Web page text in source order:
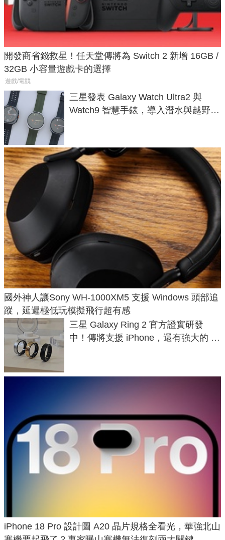
開發商省錢救星！任天堂傳將為 Switch 2 新增 16GB /
32GB 小容量遊戲卡的選擇
遊戲/電競
三星發表 Galaxy Watch Ultra2 與
Watch9 智慧手錶，導入潛水與越野跑
國外神人讓Sony WH-1000XM5 支援 Windows 頭部追
蹤，延遲極低玩模擬飛行超有感
三星 Galaxy Ring 2 官方證實研發
中！傳將支援 iPhone，還有強大的 AI
iPhone 18 Pro 設計圖 A20 晶片規格全看光，華強北山